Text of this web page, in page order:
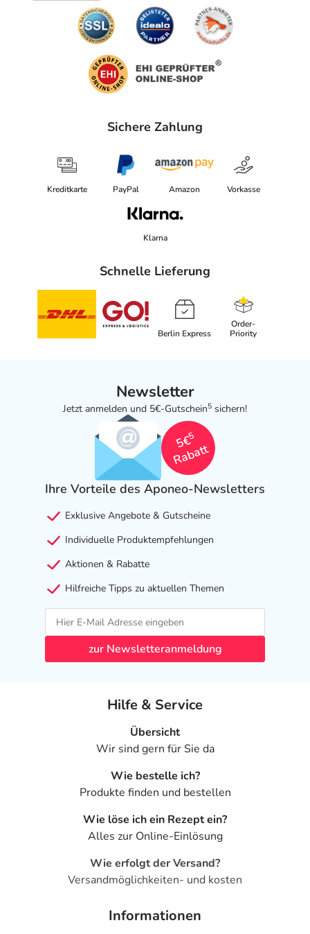
Adresse des Anbieters/Herstellers
Luise-Ulrich-Str. 20
80636 München
Sichere Zahlung
Kreditkarte PayPal Amazon Vorkasse
Klarna
Schnelle Lieferung
Berlin Express
Order-
Priority
Newsletter
Jetzt anmelden und 5€-Gutschein5 sichern!
5€
5
Rabatt
Ihre Vorteile des Aponeo-Newsletters
Exklusive Angebote & Gutscheine
Individuelle Produktempfehlungen
Aktionen & Rabatte
Hilfreiche Tipps zu aktuellen Themen
zur Newsletteranmeldung
Hilfe & Service
Übersicht
Wir sind gern für Sie da
Wie bestelle ich?
Produkte finden und bestellen
Wie löse ich ein Rezept ein?
Alles zur Online-Einlösung
Wie erfolgt der Versand?
Versandmöglichkeiten- und kosten
Informationen